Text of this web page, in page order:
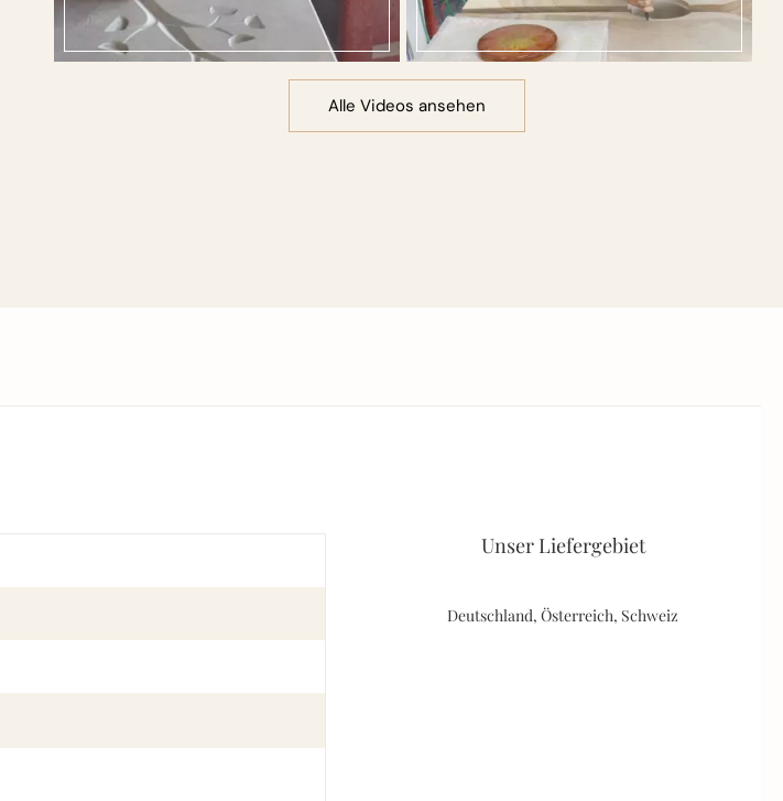
Alle Videos ansehen
Unser Liefergebiet
Deutschland, Österreich, Schweiz